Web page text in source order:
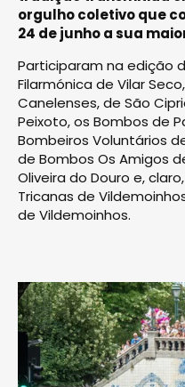
orgulho coletivo que
24 de junho a sua
Participaram na edição
Filarmónica de Vilar
Canelenses, de São
Peixoto, os Bombos de
Bombeiros Voluntários
de Bombos Os Amigos
Oliveira do Douro e,
Tricanas de
de Vildemoinhos.